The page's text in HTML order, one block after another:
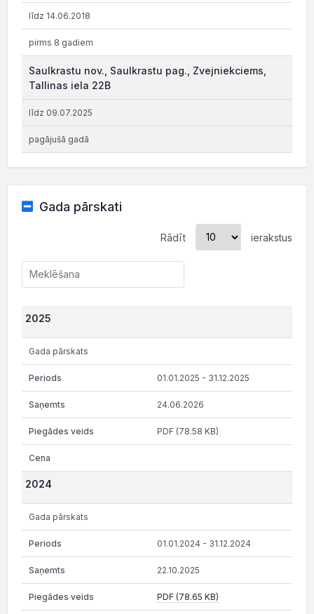
līdz 14.06.2018
pirms 8 gadiem
Saulkrastu nov., Saulkrastu pag., Zvejniekciems,
Tallinas iela 22B
līdz 09.07.2025
pagājušā gadā
Gada pārskati
Rādīt ierakstus
2025
Gada pārskats
01.01.2025 - 31.12.2025
24.06.2026
PDF (78.58 KB)
2024
Gada pārskats
01.01.2024 - 31.12.2024
22.10.2025
PDF (78.65 KB)